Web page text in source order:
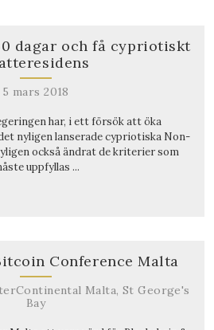
dagar och få cypriotiskt
5 mars 2018
har, i ett försök att öka
nyligen lanserade cypriotiska Non-
också ändrat de kriterier som
uppfyllas ...
Conference Malta
Malta, St George's
Bay